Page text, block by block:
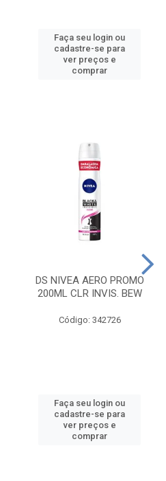
Faça seu login ou
cadastre-se para
ver preços e
comprar
DS NIVEA AERO PROMO
200ML CLR INVIS. BEW
Código: 342726
Faça seu login ou
cadastre-se para
ver preços e
comprar